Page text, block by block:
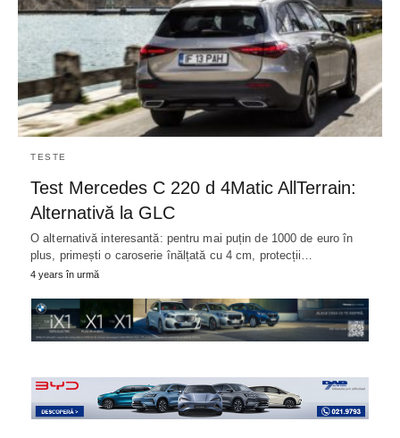
TESTE
Test Mercedes C 220 d 4Matic AllTerrain:
Alternativă la GLC
O alternativă interesantă: pentru mai puțin de 1000 de euro în
plus, primești o caroserie înălțată cu 4 cm, protecții…
4 years în urmă